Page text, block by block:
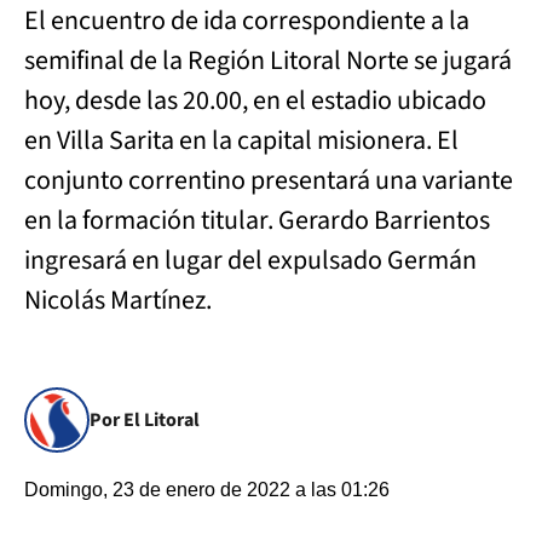
El encuentro de ida correspondiente a la
semifinal de la Región Litoral Norte se jugará
hoy, desde las 20.00, en el estadio ubicado
en Villa Sarita en la capital misionera. El
conjunto correntino presentará una variante
en la formación titular. Gerardo Barrientos
ingresará en lugar del expulsado Germán
Nicolás Martínez.
Por El Litoral
Domingo, 23 de enero de 2022 a las 01:26